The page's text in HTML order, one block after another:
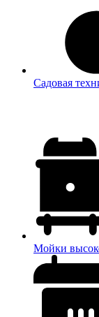
Садовая
Мойки